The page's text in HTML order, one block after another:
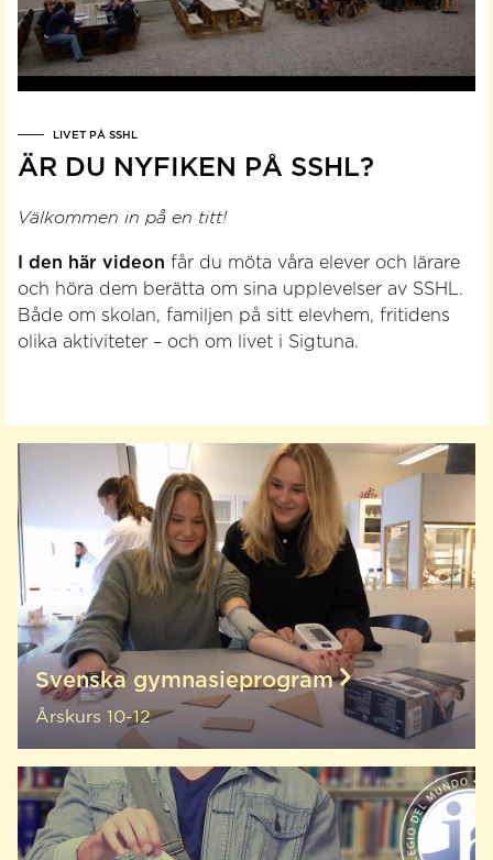
LIVET PÅ SSHL
ÄR DU NYFIKEN PÅ SSHL?
Välkommen in på en titt!
I den här videon får du möta våra elever och lärare
och höra dem berätta om sina upplevelser av SSHL.
Både om skolan, familjen på sitt elevhem, fritidens
olika aktiviteter – och om livet i Sigtuna.
Svenska gymnasieprogram
Årskurs 10-12